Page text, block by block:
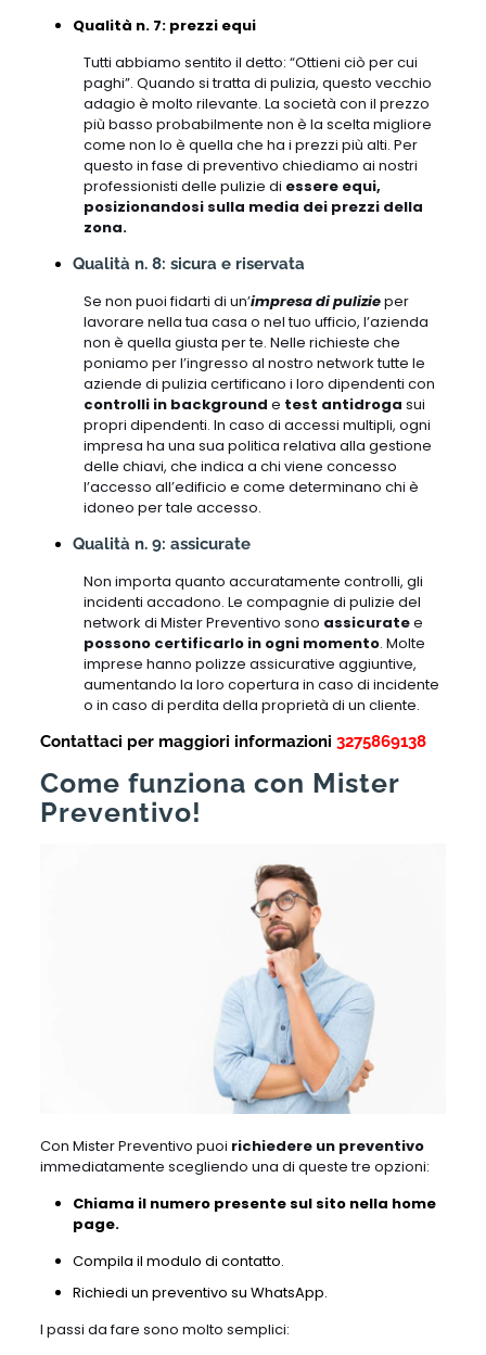
Qualità n. 7: prezzi equi
Tutti abbiamo sentito il detto: “Ottieni ciò per cui
paghi”. Quando si tratta di pulizia, questo vecchio
adagio è molto rilevante. La società con il prezzo
più basso probabilmente non è la scelta migliore
come non lo è quella che ha i prezzi più alti. Per
questo in fase di preventivo chiediamo ai nostri
professionisti delle pulizie di essere equi,
posizionandosi sulla media dei prezzi della
zona.
Qualità n. 8: sicura e riservata
Se non puoi fidarti di un’impresa di pulizieper
lavorare nella tua casa o nel tuo ufficio, l’azienda
non è quella giusta per te. Nelle richieste che
poniamo per l’ingresso al nostro network tutte le
aziende di pulizia certificano i loro dipendenti con
controlli in background e test antidroga sui
propri dipendenti. In caso di accessi multipli, ogni
impresa ha una sua politica relativa alla gestione
delle chiavi, che indica a chi viene concesso
l’accesso all’edificio e come determinano chi è
idoneo per tale accesso.
Qualità n. 9: assicurate
Non importa quanto accuratamente controlli, gli
incidenti accadono. Le compagnie di pulizie del
network di Mister Preventivo sono assicuratee
possono certificarlo in ogni momento. Molte
imprese hanno polizze assicurative aggiuntive,
aumentando la loro copertura in caso di incidente
o in caso di perdita della proprietà di un cliente.
Contattaci per maggiori informazioni 3275869138
Come funziona con Mister
Preventivo!
Con Mister Preventivo puoi richiedere un preventivo
immediatamente scegliendo una di queste tre opzioni:
Chiama il numero presente sul sito nella home
page.
Compila il modulo di contatto.
Richiedi un preventivo su WhatsApp.
I passi da fare sono molto semplici: